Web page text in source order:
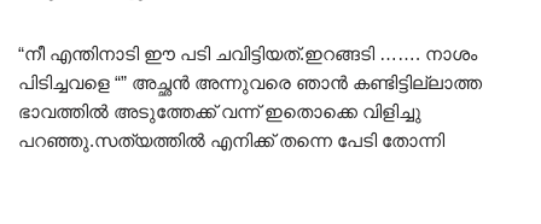
“നീ എന്തിനാടി ഈ പടി ചവിട്ടിയത്.ഇറങ്ങടി ……. നാശം
പിടിച്ചവളെ “” അച്ഛൻ അന്നുവരെ ഞാൻ കണ്ടിട്ടില്ലാത്ത
ഭാവത്തിൽ അടുത്തേക്ക് വന്ന് ഇതൊക്കെ വിളിച്ചു
പറഞ്ഞു.സത്യത്തിൽ എനിക്ക് തന്നെ പേടി തോന്നി